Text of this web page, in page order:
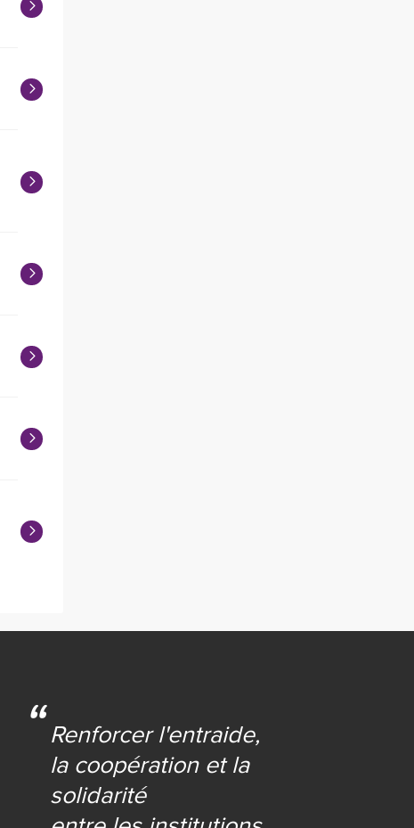
Renforcer l'entraide,
la coopération et la
solidarité